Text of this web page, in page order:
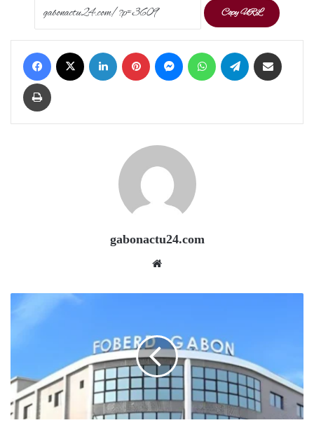
Copy URL
Facebook LinkedIn Pinterest Messenger WhatsApp Telegram
Print
gabonactu24.com